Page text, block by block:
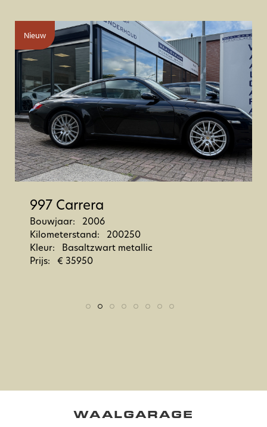
Nieuw
Kilometerstand: 19870
Kleur: GT zilver metallic
WAALGARAGE